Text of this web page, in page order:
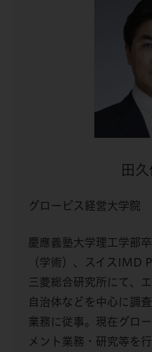
田
グロービス経営大学
慶應義塾大学理工学部
（学術）、スイスIMD
三菱総合研究所にて、
自治体などを中心に調
業務に従事。現在グロ
メント業務・研究等を